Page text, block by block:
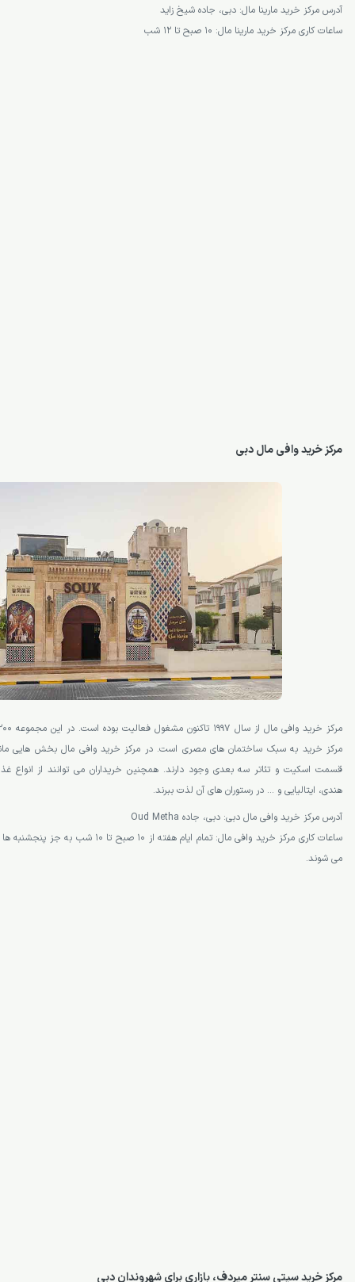
آدرس مرکز خرید مارینا مال: دبی، جاده شیخ زاید
ساعات کاری مرکز خرید مارینا مال: 10 صبح تا 12 شب
مرکز خرید وافی مال دبی
مرکز خرید به سبک ساختمان های مصری است. در مرکز خرید وافی مال بخش هایی
قسمت اسکیت و تئاتر سه بعدی وجود دارند. همچنین خریداران می توانند از انواع
هندی، ایتالیایی و … در رستوران های آن لذت ببرند.
آدرس مرکز خرید وافی مال دبی: دبی، جاده Oud Metha
می شوند.
مرکز خرید سیتی سنتر میردف، بازاری برای شهروندان دبی